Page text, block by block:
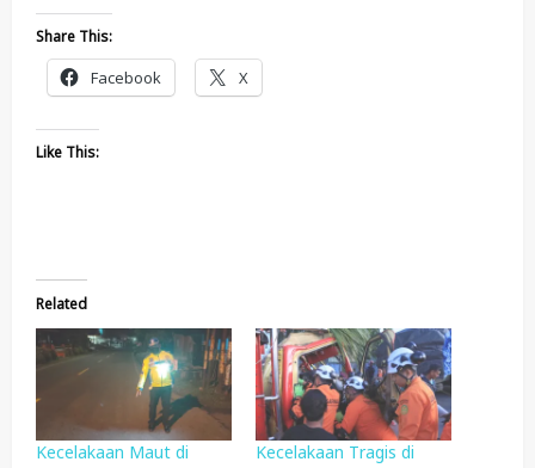
Share This:
Facebook X
Like This:
Related
Kecelakaan Maut di
Kecelakaan Tragis di